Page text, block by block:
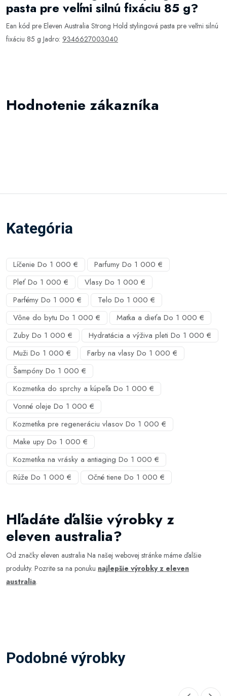
pasta pre veľmi silnú fixáciu 85 g?
Ean kód pre Eleven Australia Strong Hold stylingová pasta pre veľmi silnú
fixáciu 85 g Jadro: 9346627003040
Hodnotenie zákazníka
Kategória
Líčenie Do 1 000 €
Parfumy Do 1 000 €
Pleť Do 1 000 €
Vlasy Do 1 000 €
Parfémy Do 1 000 €
Telo Do 1 000 €
Vône do bytu Do 1 000 €
Matka a dieťa Do 1 000 €
Zuby Do 1 000 €
Hydratácia a výživa pleti Do 1 000 €
Muži Do 1 000 €
Farby na vlasy Do 1 000 €
Šampóny Do 1 000 €
Kozmetika do sprchy a kúpeľa Do 1 000 €
Vonné oleje Do 1 000 €
Kozmetika pre regeneráciu vlasov Do 1 000 €
Make upy Do 1 000 €
Kozmetika na vrásky a antiaging Do 1 000 €
Rúže Do 1 000 €
Očné tiene Do 1 000 €
Hľadáte ďalšie výrobky z
eleven australia?
Od značky eleven australia Na našej webovej stránke máme ďalšie
produkty. Pozrite sa na ponuku najlepšie výrobky z eleven
australia.
Podobné výrobky